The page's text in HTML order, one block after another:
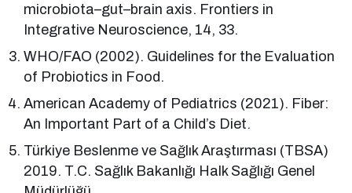
microbiota–gut–brain axis. Frontiers in
Integrative Neuroscience, 14, 33.
WHO/FAO (2002). Guidelines for the Evaluation
of Probiotics in Food.
American Academy of Pediatrics (2021). Fiber:
An Important Part of a Child’s Diet.
Türkiye Beslenme ve Sağlık Araştırması (TBSA)
2019. T.C. Sağlık Bakanlığı Halk Sağlığı Genel